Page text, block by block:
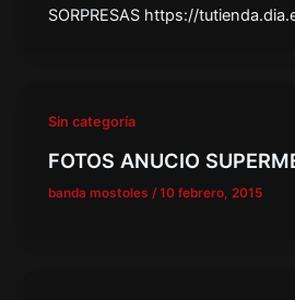
SORPRESAS https://
Sin categoría
FOTOS ANUCIO
banda mostoles/10 febrero, 2015